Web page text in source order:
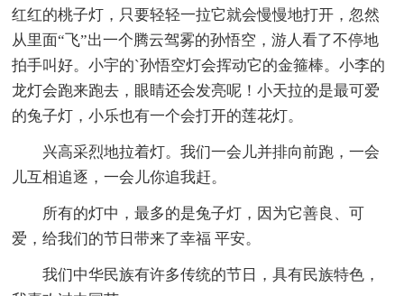
红红的桃子灯，只要轻轻一拉它就会慢慢地打开，忽然
从里面“飞”出一个腾云驾雾的孙悟空，游人看了不停地
拍手叫好。小宇的`孙悟空灯会挥动它的金箍棒。小李的
龙灯会跑来跑去，眼睛还会发亮呢！小天拉的是最可爱
的兔子灯，小乐也有一个会打开的莲花灯。
兴高采烈地拉着灯。我们一会儿并排向前跑，一会
儿互相追逐，一会儿你追我赶。
所有的灯中，最多的是兔子灯，因为它善良、可
爱，给我们的节日带来了幸福 平安。
我们中华民族有许多传统的节日，具有民族特色，